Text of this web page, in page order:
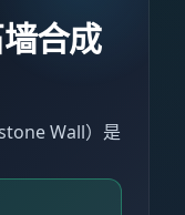
合成
Wall）是